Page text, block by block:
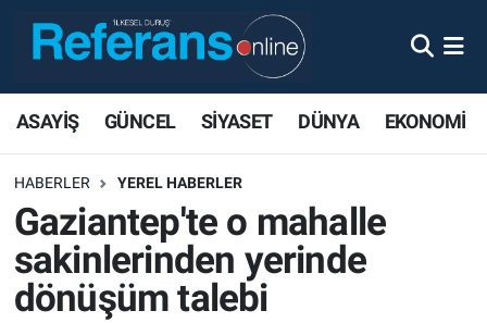
ASAYİŞ GÜNCEL SİYASET DÜNYA EKONOMİ
HABERLER YEREL HABERLER
Gaziantep'te o mahalle
sakinlerinden yerinde
dönüşüm talebi